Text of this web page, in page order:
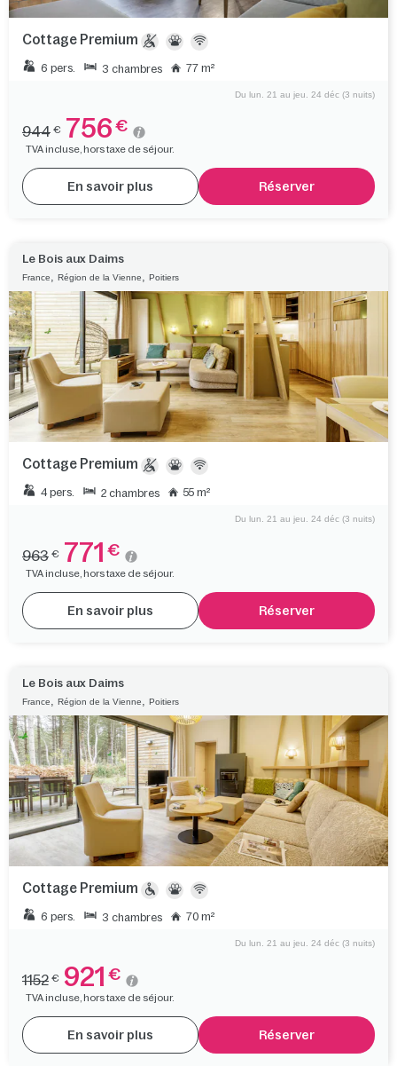
Cottage Premium
6 pers. 3 chambres 77 m²
Du lun. 21 au jeu. 24 déc (3 nuits)
944 € 756 €
TVA incluse, hors taxe de séjour.
En savoir plus Réserver
Le Bois aux Daims
France, Région de la Vienne, Poitiers
Cottage Premium
4 pers. 2 chambres 55 m²
Du lun. 21 au jeu. 24 déc (3 nuits)
963 € 771 €
TVA incluse, hors taxe de séjour.
En savoir plus Réserver
Le Bois aux Daims
France, Région de la Vienne, Poitiers
Cottage Premium
6 pers. 3 chambres 70 m²
Du lun. 21 au jeu. 24 déc (3 nuits)
1152 € 921 €
TVA incluse, hors taxe de séjour.
En savoir plus Réserver